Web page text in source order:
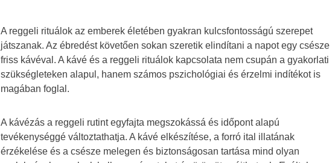
A reggeli rituálok az emberek életében gyakran kulcsfontosságú szerepet
játszanak. Az ébredést követően sokan szeretik elindítani a napot egy csésze
friss kávéval. A kávé és a reggeli rituálok kapcsolata nem csupán a gyakorlati
szükségleteken alapul, hanem számos pszichológiai és érzelmi indítékot is
magában foglal.
A kávézás a reggeli rutint egyfajta megszokássá és időpont alapú
tevékenységgé változtathatja. A kávé elkészítése, a forró ital illatának
érzékelése és a csésze melegen és biztonságosan tartása mind olyan